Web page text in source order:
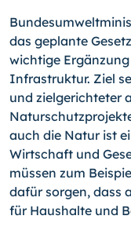
das geplante
wichtige
Infrastruktur. Ziel
und zielgerichteter
auch die Natur ist
Wirtschaft und
müssen zum
dafür sorgen, dass
für Haushalte und